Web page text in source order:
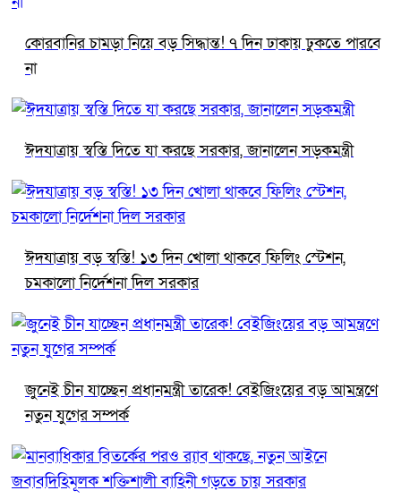
কোরবানির চামড়া নিয়ে বড় সিদ্ধান্ত! ৭ দিন ঢাকায় ঢুকতে পারবে
না
ঈদযাত্রায় স্বস্তি দিতে যা করছে সরকার, জানালেন সড়কমন্ত্রী
ঈদযাত্রায় বড় স্বস্তি! ১৩ দিন খোলা থাকবে ফিলিং স্টেশন,
চমকালো নির্দেশনা দিল সরকার
জুনেই চীন যাচ্ছেন প্রধানমন্ত্রী তারেক! বেইজিংয়ের বড় আমন্ত্রণে
নতুন যুগের সম্পর্ক